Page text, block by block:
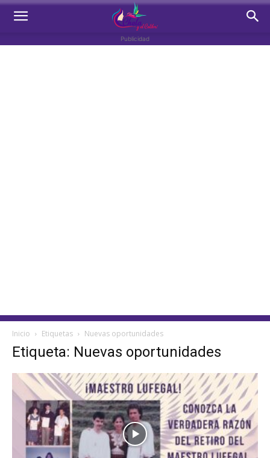
Publicidad
Inicio Etiquetas Nuevas oportunidades
Etiqueta: Nuevas oportunidades